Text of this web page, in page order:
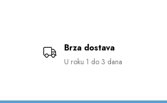
Brza dostava
U roku 1 do 3 dana